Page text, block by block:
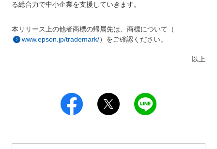
る総合力で中小企業を支援していきます。
本リリース上の他者商標の帰属先は、商標について（
www.epson.jp/trademark/）をご確認ください。
以上